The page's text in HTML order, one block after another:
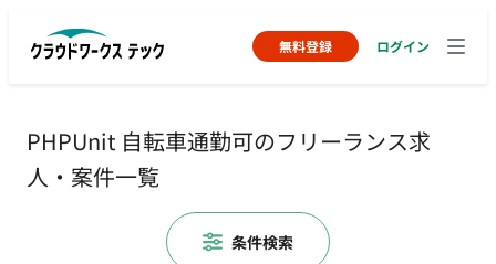
無料登録 ログイン
PHPUnit 自転車通勤可のフリーランス求
人・案件一覧
条件検索